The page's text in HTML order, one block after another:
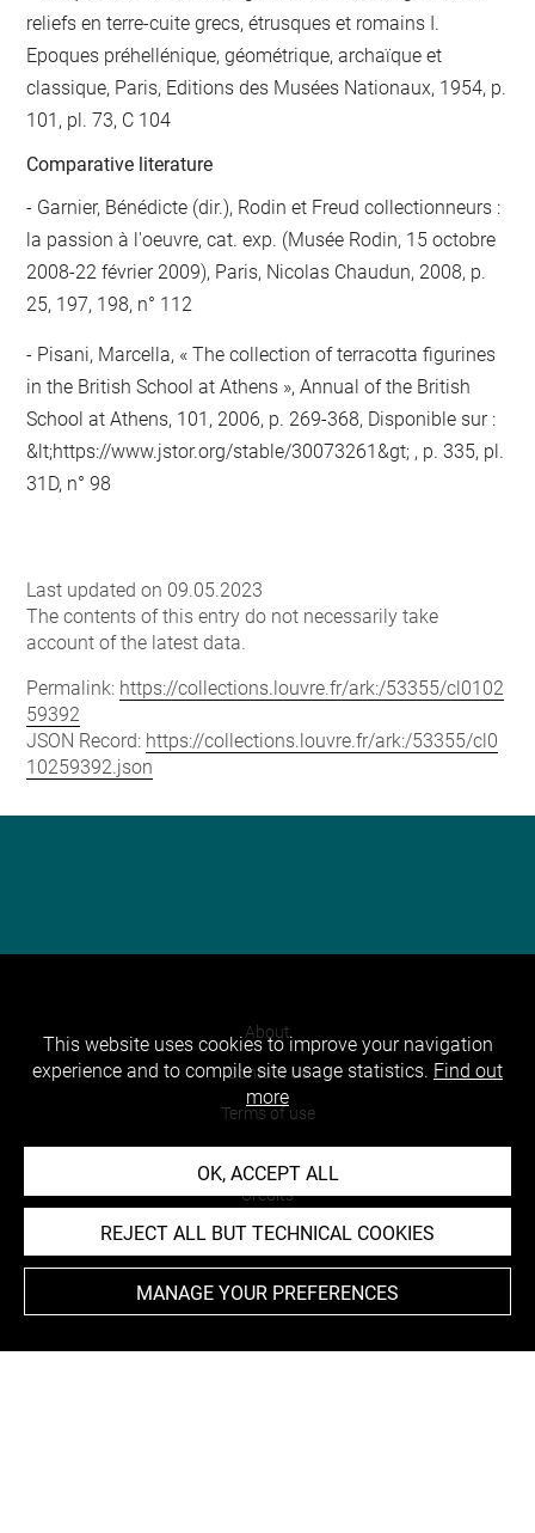
reliefs en terre-cuite grecs, étrusques et romains I.
Epoques préhellénique, géométrique, archaïque et
classique, Paris, Editions des Musées Nationaux, 1954, p.
101, pl. 73, C 104
Comparative literature
- Garnier, Bénédicte (dir.), Rodin et Freud collectionneurs :
la passion à l'oeuvre, cat. exp. (Musée Rodin, 15 octobre
2008-22 février 2009), Paris, Nicolas Chaudun, 2008, p.
25, 197, 198, n° 112
- Pisani, Marcella, « The collection of terracotta figurines
in the British School at Athens », Annual of the British
School at Athens, 101, 2006, p. 269-368, Disponible sur :
&lt;https://www.jstor.org/stable/30073261&gt; , p. 335, pl.
31D, n° 98
Last updated on 09.05.2023
The contents of this entry do not necessarily take
account of the latest data.
Permalink: https://collections.louvre.fr/ark:/53355/cl0102
59392
JSON Record: https://collections.louvre.fr/ark:/53355/cl0
10259392.json
About
Contact Us
Terms of use
Cookies
Credits
Accessibility : non compliant
This website uses cookies to improve your navigation
experience and to compile site usage statistics. Find out
more
OK, ACCEPT ALL
REJECT ALL BUT TECHNICAL COOKIES
MANAGE YOUR PREFERENCES